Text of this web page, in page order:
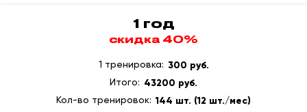
1 год
скидка 40%
1 тренировка: 300 руб.
Итого: 43200 руб.
Кол-во тренировок: 144 шт. (12 шт./мес)